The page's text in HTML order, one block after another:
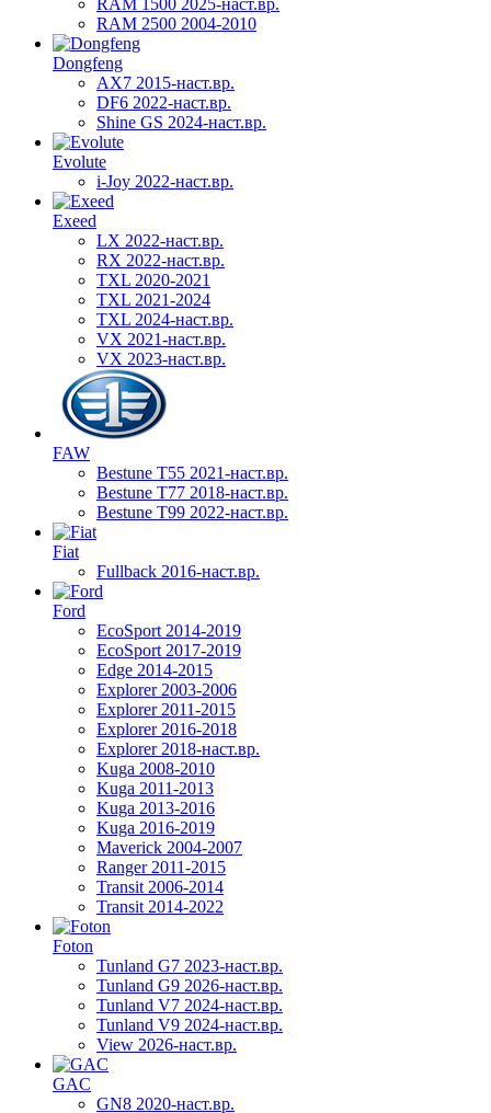
RAM 2500 2004-2010
Dongfeng
AX7 2015-наст.вр.
DF6 2022-наст.вр.
Shine GS 2024-наст.вр.
Evolute
i-Joy 2022-наст.вр.
Exeed
LX 2022-наст.вр.
RX 2022-наст.вр.
TXL 2020-2021
TXL 2021-2024
TXL 2024-наст.вр.
VX 2021-наст.вр.
VX 2023-наст.вр.
FAW
Bestune T55 2021-наст.вр.
Bestune T77 2018-наст.вр.
Bestune T99 2022-наст.вр.
Fiat
Fullback 2016-наст.вр.
Ford
EcoSport 2014-2019
EcoSport 2017-2019
Edge 2014-2015
Explorer 2003-2006
Explorer 2011-2015
Explorer 2016-2018
Explorer 2018-наст.вр.
Kuga 2008-2010
Kuga 2011-2013
Kuga 2013-2016
Kuga 2016-2019
Maverick 2004-2007
Ranger 2011-2015
Transit 2006-2014
Transit 2014-2022
Foton
Tunland G7 2023-наст.вр.
Tunland G9 2026-наст.вр.
Tunland V7 2024-наст.вр.
Tunland V9 2024-наст.вр.
View 2026-наст.вр.
GAC
GN8 2020-наст.вр.